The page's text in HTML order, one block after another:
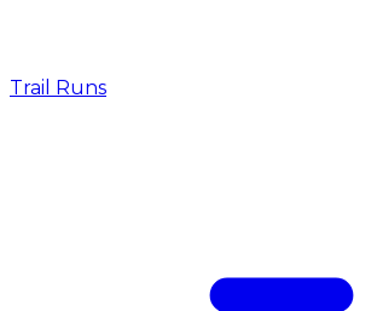
Trail Runs